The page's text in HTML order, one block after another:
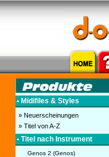
• Midifiles & Styles
» Neuerscheinungen
» Titel von A-Z
• Titel nach Instrument
Genos 2 (Genos)